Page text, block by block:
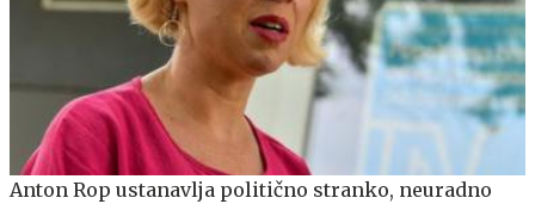
Anton Rop ustanavlja politično stranko, neuradno